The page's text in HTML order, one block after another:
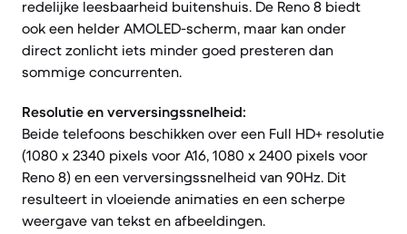
redelijke leesbaarheid buitenshuis. De Reno 8 biedt
ook een helder AMOLED-scherm, maar kan onder
direct zonlicht iets minder goed presteren dan
sommige concurrenten.
Resolutie en verversingssnelheid:
Beide telefoons beschikken over een Full HD+ resolutie
(1080 x 2340 pixels voor A16, 1080 x 2400 pixels voor
Reno 8) en een verversingssnelheid van 90Hz. Dit
resulteert in vloeiende animaties en een scherpe
weergave van tekst en afbeeldingen.